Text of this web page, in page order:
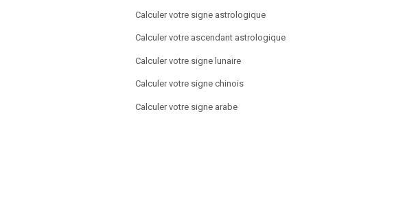
Calculer votre signe astrologique
Calculer votre ascendant astrologique
Calculer votre signe lunaire
Calculer votre signe chinois
Calculer votre signe arabe